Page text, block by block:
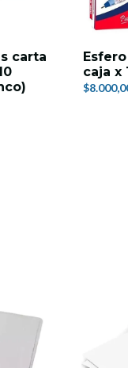
carta
caja x